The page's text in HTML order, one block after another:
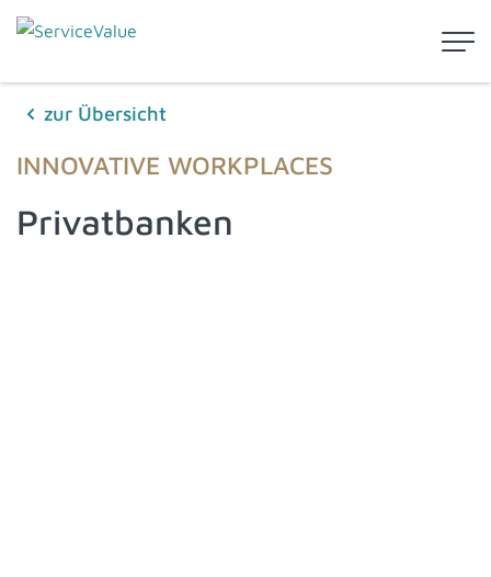
zur Übersicht
INNOVATIVE WORKPLACES
Privatbanken